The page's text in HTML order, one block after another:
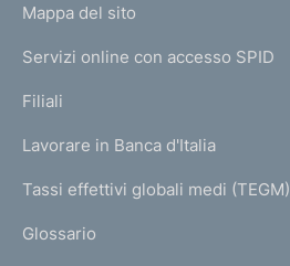
m
e
a
g
L
N
K
T
I
I
Mappa del sito
Servizi online con accesso SPID
Filiali
Lavorare in Banca d'Italia
Tassi effettivi globali medi (TEGM)
Glossario